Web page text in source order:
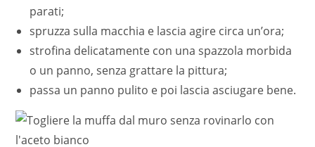
parati;
spruzza sulla macchia e lascia agire circa un’ora;
strofina delicatamente con una spazzola morbida
o un panno, senza grattare la pittura;
passa un panno pulito e poi lascia asciugare bene.